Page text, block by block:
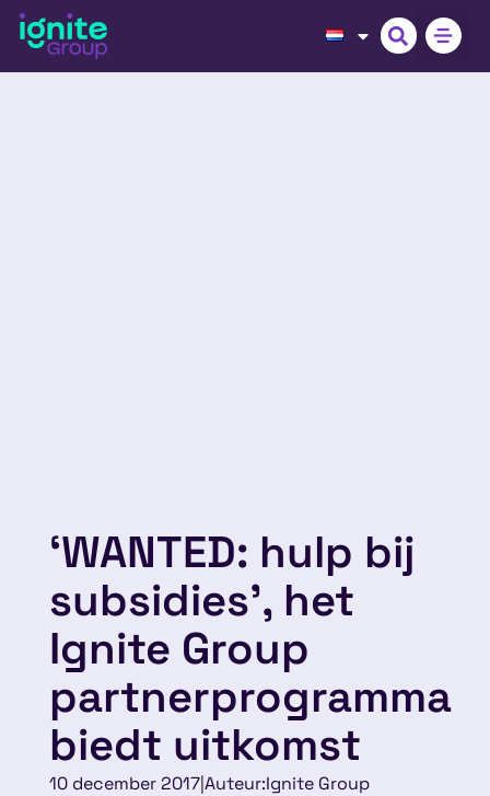
‘WANTED: hulp bij
subsidies’, het
Ignite Group
partnerprogramma
biedt uitkomst
10 december 2017|Auteur:Ignite Group